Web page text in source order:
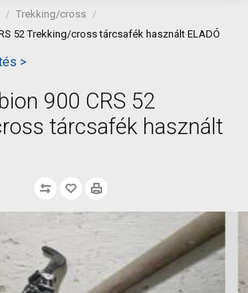
Trekking/cross
52 Trekking/cross tárcsafék használt ELADÓ
>
900 CRS 52
tárcsafék használt